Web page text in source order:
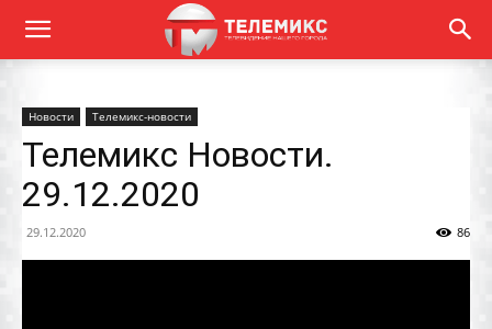
Новости Телемикс-новости
Телемикс Новости.
29.12.2020
29.12.2020 86